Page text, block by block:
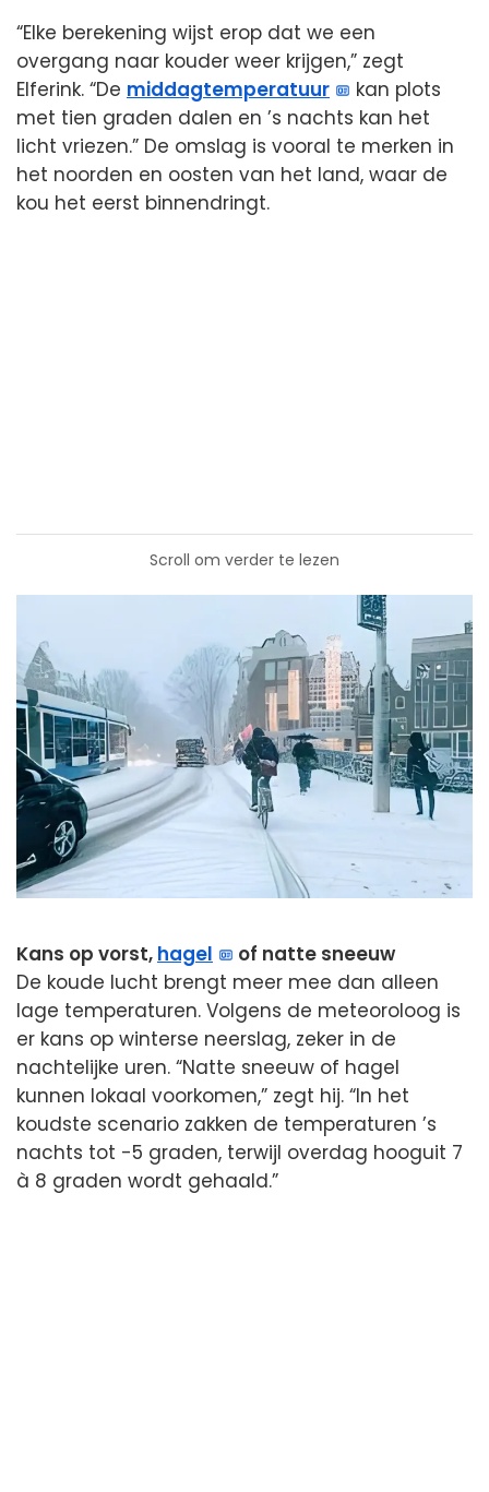
“Elke berekening wijst erop dat we een
overgang naar kouder weer krijgen,” zegt
Elferink. “De middagtemperatuur
kan plots
met tien graden dalen en ’s nachts kan het
licht vriezen.” De omslag is vooral te merken in
het noorden en oosten van het land, waar de
kou het eerst binnendringt.
Scroll om verder te lezen
Kans op vorst, hagel
of natte sneeuw
De koude lucht brengt meer mee dan alleen
lage temperaturen. Volgens de meteoroloog is
er kans op winterse neerslag, zeker in de
nachtelijke uren. “Natte sneeuw of hagel
kunnen lokaal voorkomen,” zegt hij. “In het
koudste scenario zakken de temperaturen ’s
nachts tot -5 graden, terwijl overdag hooguit 7
à 8 graden wordt gehaald.”